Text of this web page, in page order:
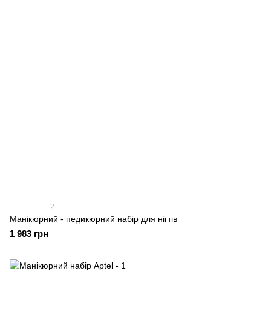
2
Манікюрний - педикюрний набір для нігтів
1 983 грн